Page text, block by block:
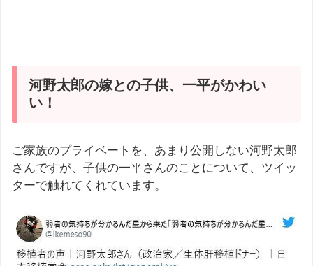
河野太郎の嫁との子供、一平がかわい
い！
ご家族のプライベートを、あまり公開しない河野太郎
さんですが、子供の一平さんのことについて、ツイッ
ターで触れてくれています。